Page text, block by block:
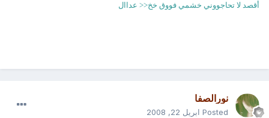
أقصد لا تحاجووني خشمي فووق خخ<< عداال
نورالصفا
Posted ابريل 22, 2008